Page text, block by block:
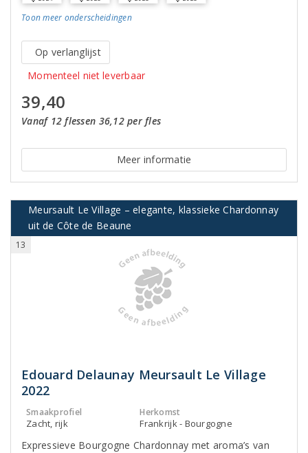
Toon meer onderscheidingen
Op verlanglijst
Momenteel niet leverbaar
39,40
Vanaf 12 flessen 36,12 per fles
Meer informatie
Meursault Le Village – elegante, klassieke Chardonnay
uit de Côte de Beaune
13
Edouard Delaunay Meursault Le Village
2022
Smaakprofiel
Zacht, rijk
Herkomst
Frankrijk - Bourgogne
Expressieve Bourgogne Chardonnay met aroma’s van